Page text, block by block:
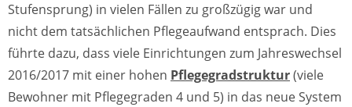
Stufensprung) in vielen Fällen zu großzügig war und
nicht dem tatsächlichen Pflegeaufwand entsprach. Dies
führte dazu, dass viele Einrichtungen zum Jahreswechsel
2016/2017 mit einer hohen Pflegegradstruktur(viele
Bewohner mit Pflegegraden 4 und 5) in das neue System